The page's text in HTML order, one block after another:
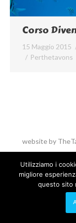
Corso
15 Maggio 2015
Perthetavons
website by
CIN:
Utilizziamo i
migliore
questo sito